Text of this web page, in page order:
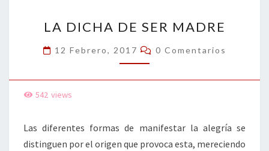
DICHA
DE
SER
MADRE
LA DICHA DE SER MADRE
12 Febrero, 2017 Comentarios
0 Comentarios
542 views
Las diferentes formas de manifestar la alegría se
distinguen por el origen que provoca esta, mereciendo